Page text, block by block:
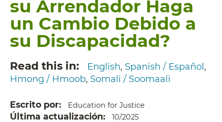
su Arrendador Haga
un Cambio Debido a
su Discapacidad?
Read this in English Spanish / Español
Hmong / Hmoob Somali / Soomaali
Escrito por Education for Justice
Última actualización 10/2025